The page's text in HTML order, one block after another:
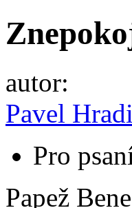
autor:
Pavel
Pro
Papež